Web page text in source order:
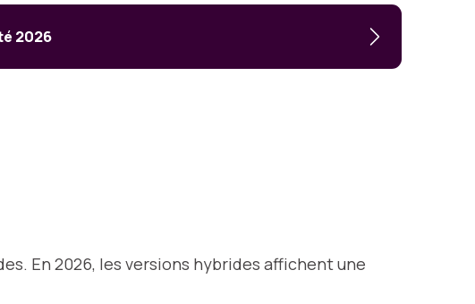
2026
En 2026, les versions hybrides affichent une